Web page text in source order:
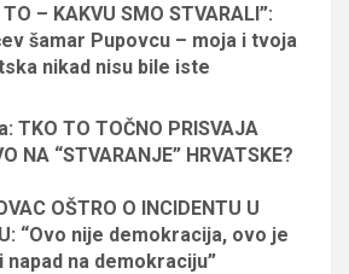
TO – KAKVU SMO STVARALI”:
šamar Pupovcu – moja i tvoja
nikad nisu bile iste
TKO TO TOČNO PRISVAJA
NA “STVARANJE” HRVATSKE?
OŠTRO O INCIDENTU U
“Ovo nije demokracija, ovo je
napad na demokraciju”